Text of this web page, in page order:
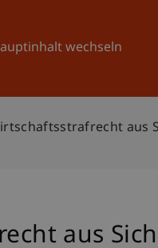
wechseln
Aktuelles
aus
aus